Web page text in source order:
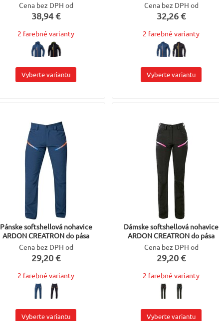
Cena bez DPH od
38,94 €
2 farebné varianty
Vyberte variantu
Cena bez DPH od
32,26 €
2 farebné varianty
Vyberte variantu
Pánske softshellová nohavice
ARDON CREATRON do pása
Cena bez DPH od
29,20 €
2 farebné varianty
Vyberte variantu
Dámske softshellová nohavice
ARDON CREATRON do pása
Cena bez DPH od
29,20 €
2 farebné varianty
Vyberte variantu